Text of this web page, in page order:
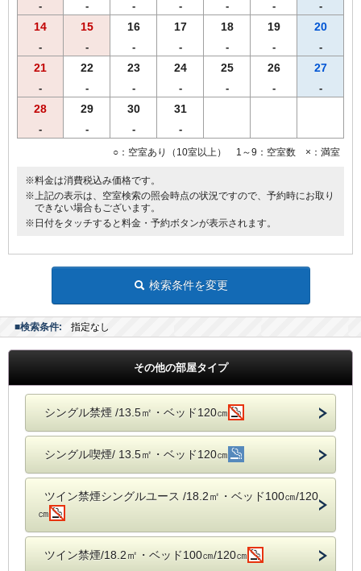
・フレッシュサラダ
・オーガニックグラノーラ
くださいませ
【営業時間】1階レストランにて6時30分から10時00分まで(ｵｰﾀﾞｰｽﾄｯ
【Ｗi－Ｆi】全席でご利用いただけます。
◆◆◆客室のご案内◆◆◆
●加湿空気清浄機完備
●洗浄機付きトイレ完備
●枕元にUSBコンセント設置
●バゲージラック設置
●薄型液晶テレビ
●電気スタンド
- - - - - - -
14
-
15
-
16
-
17
-
18
-
19
-
20
-
21
-
22
-
23
-
24
-
25
-
26
-
27
-
28
-
29
-
30
-
31
-
○：空室あり（10室以上） 1～9：空室数 ×：満室
※料金は消費税込み価格です。
※上記の表示は、空室検索の照会時点の状況ですので、予約時にお取り
できない場合もございます。
※日付をタッチすると料金・予約ボタンが表示されます。
検索条件を変更
■検索条件: 指定なし
その他の部屋タイプ
シングル禁煙 /13.5㎡・ベッド120㎝
シングル喫煙/ 13.5㎡・ベッド120㎝
ツイン禁煙シングルユース /18.2㎡・ベッド100㎝/120
㎝
ツイン禁煙/18.2㎡・ベッド100㎝/120㎝